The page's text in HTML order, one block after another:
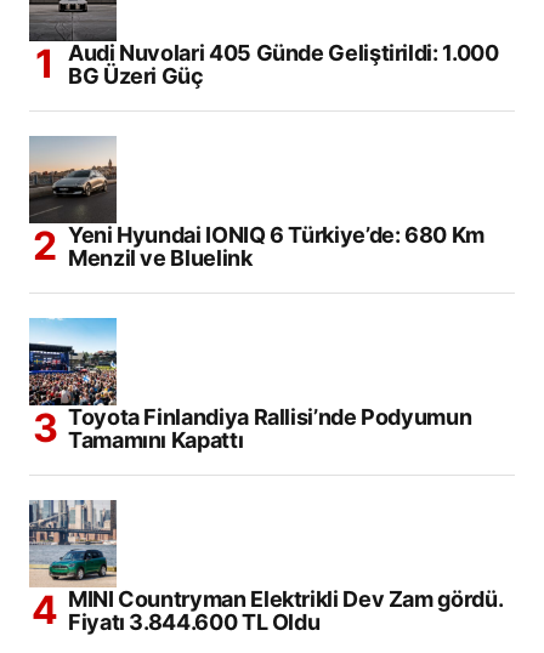
Audi Nuvolari 405 Günde Geliştirildi: 1.000
BG Üzeri Güç
Yeni Hyundai IONIQ 6 Türkiye’de: 680 Km
Menzil ve Bluelink
Toyota Finlandiya Rallisi’nde Podyumun
Tamamını Kapattı
MINI Countryman Elektrikli Dev Zam gördü.
Fiyatı 3.844.600 TL Oldu